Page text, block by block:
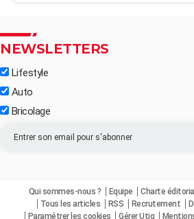
NEWSLETTERS
Lifestyle
Auto
Bricolage
Qui sommes-nous ? Equipe Charte
Tous les articles
RSS Recrutement
Paramétrer les cookies
Gérer Utiq